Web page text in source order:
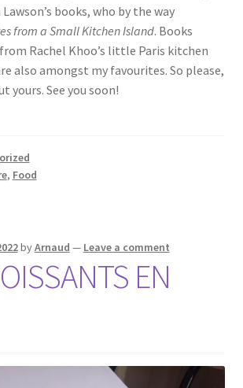
books, who by the way
from a Small Kitchen Island. Books
Rachel Khoo’s little Paris kitchen
also amongst my favourites. So please,
yours. See you soon!
, Food
byArnaud — Leave a comment
EN